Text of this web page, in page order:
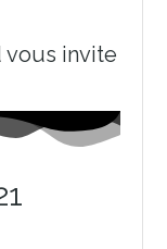
vous invite